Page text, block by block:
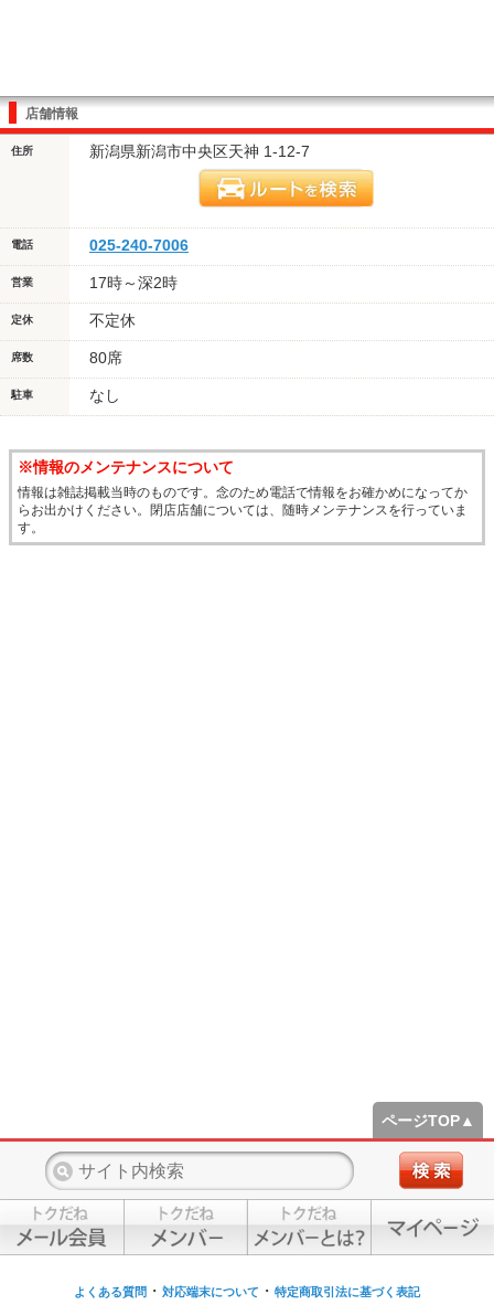
店舗情報
住所 新潟県新潟市中央区天神 1-12-7
電話 025-240-7006
営業 17時～深2時
定休 不定休
席数 80席
駐車 なし
※情報のメンテナンスについて
情報は雑誌掲載当時のものです。念のため電話で情報をお確かめになってか
らお出かけください。閉店店舗については、随時メンテナンスを行っていま
す。
ページTOP▲
よくある質問 ・ 対応端末について ・ 特定商取引法に基づく表記